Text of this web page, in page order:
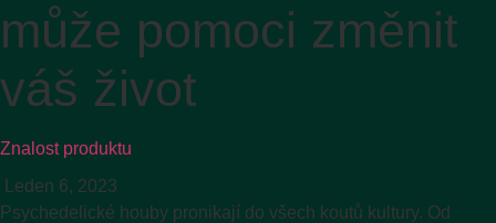
může pomoci změnit
váš život
Znalost produktu
Leden 6, 2023
Psychedelické houby pronikají do všech koutů kultury. Od